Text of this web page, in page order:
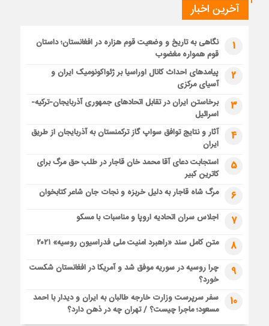
آخرین اخبار
1
نگاهی به تاریخ و وضعیت قوم هزاره در افغانستان؛ داستان
قوم همواره مغضوب
2
پیامدهای احداث کانال اوراسیا بر ژئواکونومیک ایران و
آسیای مرکزی
3
برخاستن ایران در تقابل اتحادهای جمهوری آذربایجان-ترکیه-
اسرائیل
4
آثار و نتایج توافق سواپ گاز ترکمنستان به آذربایجان از طریق
ایران
5
استجابت دعای آقا محمد خان قاجار در طلب حق مرگ برای
کاترین کبیر
6 مرگ شاه قاجار به دلیل خربزه و نجات جان شاعر کتابخوان
7 اجلاس سران اتحادیه اروپا و مناسبات با مسکو
8 متن کامل سند «راهبرد امنیت ملی فدراسیون روسیه» ۲۰۲۱
9
چرا روسیه در سوریه موفق شد و آمریکا در افغانستان شکست
خورد؟
10
سفر سرپرست وزارت خارجه طالبان به ایران و دیدار با احمد
مسعود؛ ماجرا چیست؟ / تهران چه در ذهن دارد؟